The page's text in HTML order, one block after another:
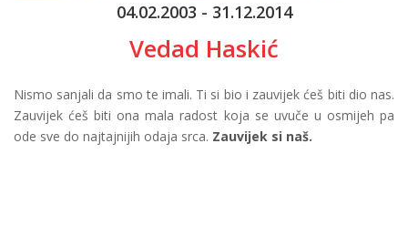
04.02.2003 - 31.12.2014
Vedad Haskić
Nismo sanjali da smo te imali. Ti si bio i zauvijek ćeš biti dio nas.
Zauvijek ćeš biti ona mala radost koja se uvuče u osmijeh pa
ode sve do najtajnijih odaja srca. Zauvijek si naš.